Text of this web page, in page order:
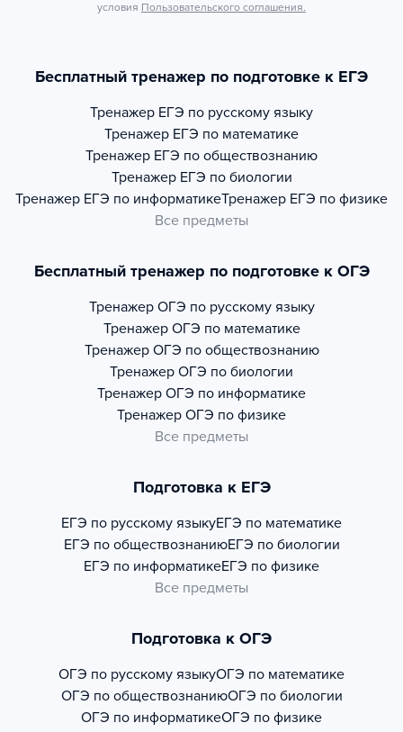
условия Пользовательского соглашения.
Бесплатный тренажер по подготовке к ЕГЭ
Тренажер ЕГЭ по русскому языку
Тренажер ЕГЭ по математике
Тренажер ЕГЭ по обществознанию
Тренажер ЕГЭ по биологии
Тренажер ЕГЭ по информатикеТренажер ЕГЭ по физике
Все предметы
Бесплатный тренажер по подготовке к ОГЭ
Тренажер ОГЭ по русскому языку
Тренажер ОГЭ по математике
Тренажер ОГЭ по обществознанию
Тренажер ОГЭ по биологии
Тренажер ОГЭ по информатике
Тренажер ОГЭ по физике
Все предметы
Подготовка к ЕГЭ
ЕГЭ по русскому языкуЕГЭ по математике
ЕГЭ по обществознаниюЕГЭ по биологии
ЕГЭ по информатикеЕГЭ по физике
Все предметы
Подготовка к ОГЭ
ОГЭ по русскому языкуОГЭ по математике
ОГЭ по обществознаниюОГЭ по биологии
ОГЭ по информатикеОГЭ по физике